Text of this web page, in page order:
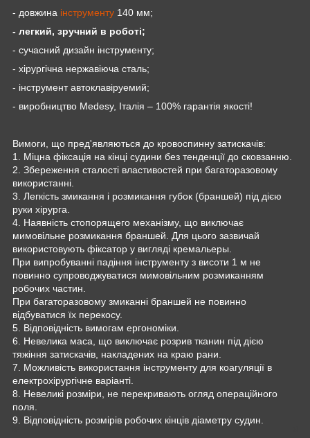
- довжина інструменту 140 мм;
- легкий, зручний в роботі;
- сучасний дизайн інструменту;
- хірургічна нержавіюча сталь;
- інструмент автоклавіруемий;
- виробництво Medesy, Італія – 100% гарантія якості!
Вимоги, що пред'являються до кровоспинну затискачів:
1. Міцна фіксація на кінці судини без тенденції до сковзанню.
2. Збереження сталості властивостей при багаторазовому
використанні.
3. Легкість змикання і розмикання губок (браншей) під дією
руки хірурга.
4. Наявність стопорящего механізму, що виключає
мимовільне розмикання браншей. Для цього зазвичай
використовують фіксатор у вигляді кремальеры.
При випробуванні падіння інструменту з висоти 1 м не
повинно супроводжуватися мимовільним розмиканням
робочих частин.
При багаторазовому змиканні браншей не повинно
відбуватися їх перекосу.
5. Відповідність вимогам ергономіки.
6. Невелика маса, що виключає розрив тканин під дією
тяжіння затискачів, накладених на краю рани.
7. Можливість використання інструменту для коагуляції в
електрохірургічне варіанті.
8. Невеликі розміри, не перекривають огляд операційного
поля.
9. Відповідність розмірів робочих кінців діаметру судин.